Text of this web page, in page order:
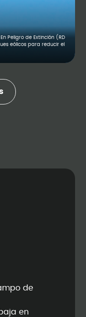
Peligro de Extinción (RD
eólicos para reducir el
de
en